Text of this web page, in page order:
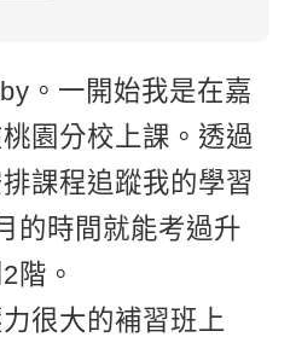
。一開始我是在嘉
園分校上課。透過
課程追蹤我的學習
的時間就能考過升
階。
很大的補習班上